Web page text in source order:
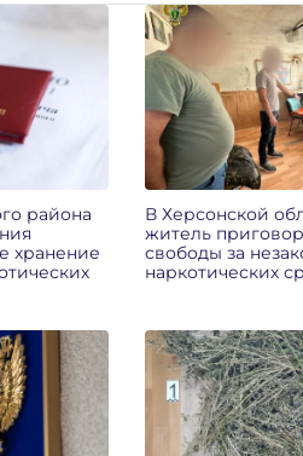
района
хранение
В Херсонской
житель
свободы за
наркотических